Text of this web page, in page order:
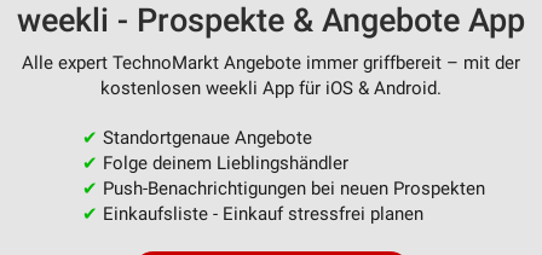
weekli - Prospekte & Angebote App
Alle expert TechnoMarkt Angebote immer griffbereit – mit der
kostenlosen weekli App für iOS & Android.
✔ Standortgenaue Angebote
✔ Folge deinem Lieblingshändler
✔ Push-Benachrichtigungen bei neuen Prospekten
✔ Einkaufsliste - Einkauf stressfrei planen